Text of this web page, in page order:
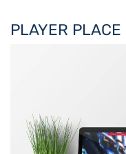
PLAYER PLACE